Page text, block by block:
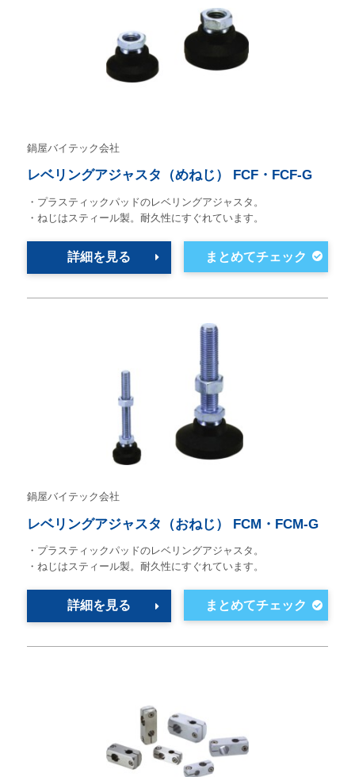
鍋屋バイテック会社
レベリングアジャスタ（めねじ） FCF・FCF-G
・プラスティックパッドのレベリングアジャスタ。
・ねじはスティール製。耐久性にすぐれています。
詳細を見る
鍋屋バイテック会社
レベリングアジャスタ（おねじ） FCM・FCM-G
・プラスティックパッドのレベリングアジャスタ。
・ねじはスティール製。耐久性にすぐれています。
詳細を見る